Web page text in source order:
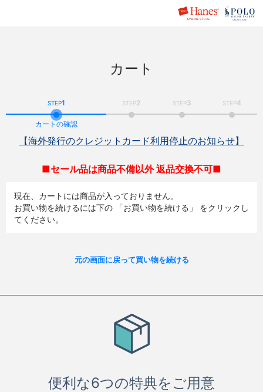
カート
STEP1
カートの確認
STEP2 STEP3 STEP4
【海外発行のクレジットカード利用停止のお知らせ】
■セール品は商品不備以外 返品交換不可■
現在、カートには商品が入っておりません。
お買い物を続けるには下の 「お買い物を続ける」 をクリックし
てください。
元の画面に戻って買い物を続ける
便利な6つの特典をご用意